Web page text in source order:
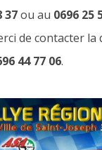
37ou au 0696 25
de contacter la
44 77 06.